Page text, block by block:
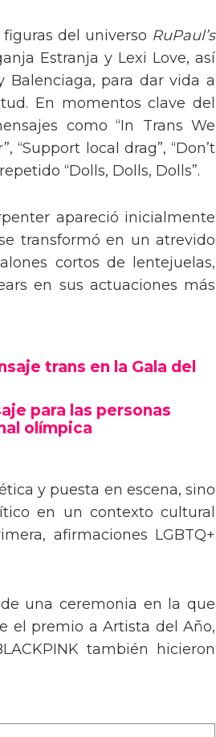
del universo RuPaul’s
Estranja y Lexi Love, así
para dar vida a
En momentos clave del
como “In Trans We
“Support local drag”, “Don’t
“Dolls, Dolls, Dolls”.
apareció inicialmente
transformó en un atrevido
cortos de lentejuelas,
en sus actuaciones más
trans en la Gala del
para las personas
olímpica
y puesta en escena, sino
en un contexto cultural
afirmaciones LGBTQ+
una ceremonia en la que
el premio a Artista del Año,
también hicieron